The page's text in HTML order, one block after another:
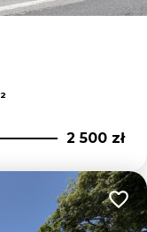
2
2 500 zł